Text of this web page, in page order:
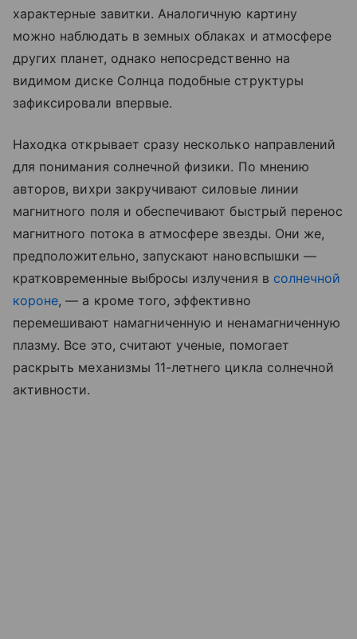
характерные завитки. Аналогичную картину
можно наблюдать в земных облаках и атмосфере
других планет, однако непосредственно на
видимом диске Солнца подобные структуры
зафиксировали впервые.
Находка открывает сразу несколько направлений
для понимания солнечной физики. По мнению
авторов, вихри закручивают силовые линии
магнитного поля и обеспечивают быстрый перенос
магнитного потока в атмосфере звезды. Они же,
предположительно, запускают нановспышки —
кратковременные выбросы излучения в солнечной
короне, — а кроме того, эффективно
перемешивают намагниченную и ненамагниченную
плазму. Все это, считают ученые, помогает
раскрыть механизмы 11-летнего цикла солнечной
активности.